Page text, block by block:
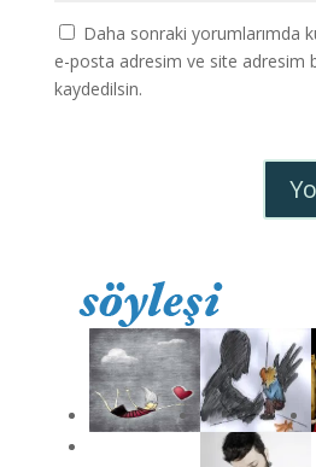
Daha sonraki yorumlarımda
e-posta adresim ve site adresim
kaydedilsin.